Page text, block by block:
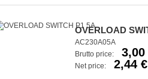
OVERLOAD
AC230A05A
Brutto price:
3,00
Net price: 2,44 €